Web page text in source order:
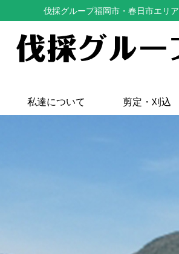
伐採グループ福岡市・春日市エリア
私達について 剪定・刈込